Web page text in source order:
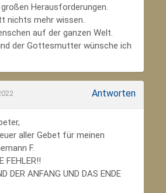
Herausforderungen.
nichts mehr wissen.
auf der ganzen Welt.
der Gottesmutter wünsche ich
Antworten
aller Gebet für meinen
F.
FEHLER!!
DER ANFANG UND DAS ENDE